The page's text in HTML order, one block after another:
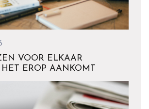
VOOR ELKAAR
EROP AANKOMT